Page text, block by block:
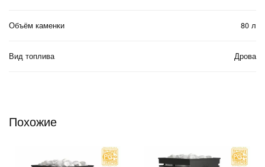
Объём каменки 80 л
Вид топлива Дрова
Похожие